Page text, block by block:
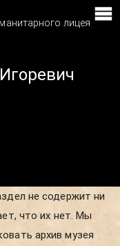
лицея
не содержит ни
что их нет. Мы
архив музея